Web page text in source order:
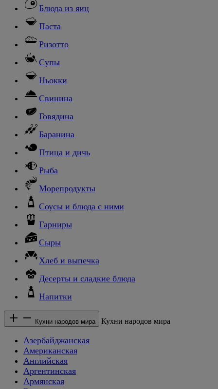
Блюда из яиц
Паста
Ризотто
Супы
Ньокки
Свинина
Говядина
Баранина
Птица и дичь
Рыба
Морепродукты
Соусы и блюда с ними
Гарниры
Сыры
Хлеб и выпечка
Десерты и сладкие блюда
Напитки
Кухни народов мира Кухни народов мира
Азербайджанская
Американская
Английская
Аргентинская
Армянская